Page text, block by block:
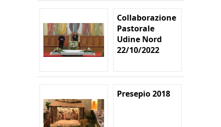
Collaborazione
Pastorale
Udine Nord
22/10/2022
Presepio 2018